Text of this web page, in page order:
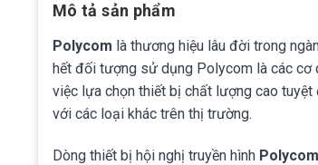
Mô tả sản phẩm
Polycom là thương hiệu lâu đời trong
hết đối tượng sử dụng Polycom là các cơ
việc lựa chọn thiết bị chất lượng cao
với các loại khác trên thị trường.
Dòng thiết bị hội nghị truyền hình